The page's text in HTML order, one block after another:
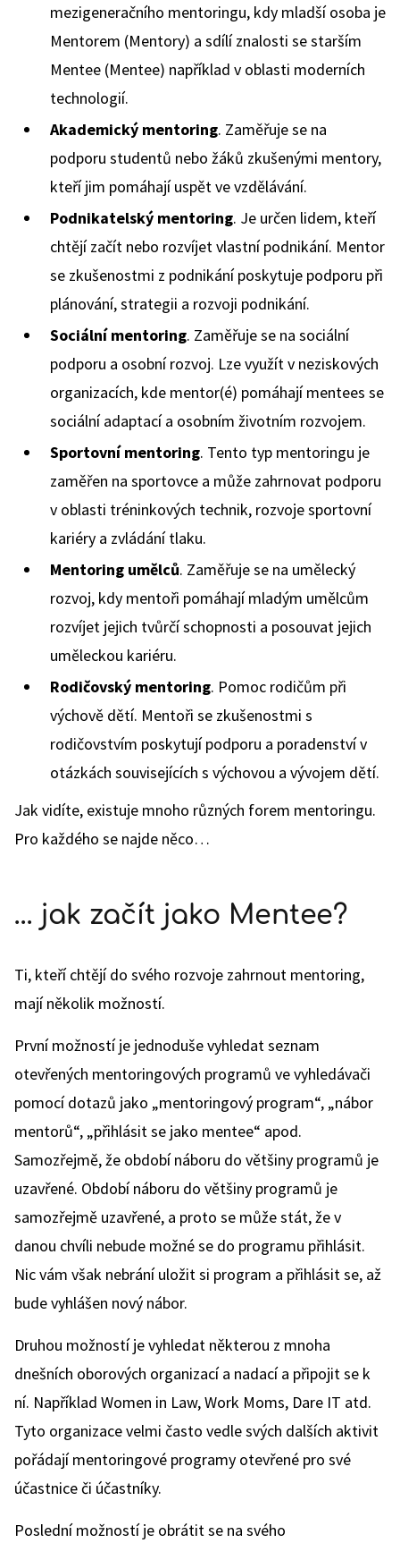
mezigeneračního mentoringu, kdy mladší osoba je
Mentorem (Mentory) a sdílí znalosti se starším
Mentee (Mentee) například v oblasti moderních
technologií.
Akademický mentoring. Zaměřuje se na
podporu studentů nebo žáků zkušenými mentory,
kteří jim pomáhají uspět ve vzdělávání.
Podnikatelský mentoring. Je určen lidem, kteří
chtějí začít nebo rozvíjet vlastní podnikání. Mentor
se zkušenostmi z podnikání poskytuje podporu při
plánování, strategii a rozvoji podnikání.
Sociální mentoring. Zaměřuje se na sociální
podporu a osobní rozvoj. Lze využít v neziskových
organizacích, kde mentor(é) pomáhají mentees se
sociální adaptací a osobním životním rozvojem.
Sportovní mentoring. Tento typ mentoringu je
zaměřen na sportovce a může zahrnovat podporu
v oblasti tréninkových technik, rozvoje sportovní
kariéry a zvládání tlaku.
Mentoring umělců. Zaměřuje se na umělecký
rozvoj, kdy mentoři pomáhají mladým umělcům
rozvíjet jejich tvůrčí schopnosti a posouvat jejich
uměleckou kariéru.
Rodičovský mentoring. Pomoc rodičům při
výchově dětí. Mentoři se zkušenostmi s
rodičovstvím poskytují podporu a poradenství v
otázkách souvisejících s výchovou a vývojem dětí.
Jak vidíte, existuje mnoho různých forem mentoringu.
Pro každého se najde něco…
… jak začít jako Mentee?
Ti, kteří chtějí do svého rozvoje zahrnout mentoring,
mají několik možností.
První možností je jednoduše vyhledat seznam
otevřených mentoringových programů ve vyhledávači
pomocí dotazů jako „mentoringový program“, „nábor
mentorů“, „přihlásit se jako mentee“ apod.
Samozřejmě, že období náboru do většiny programů je
uzavřené. Období náboru do většiny programů je
samozřejmě uzavřené, a proto se může stát, že v
danou chvíli nebude možné se do programu přihlásit.
Nic vám však nebrání uložit si program a přihlásit se, až
bude vyhlášen nový nábor.
Druhou možností je vyhledat některou z mnoha
dnešních oborových organizací a nadací a připojit se k
ní. Například Women in Law, Work Moms, Dare IT atd.
Tyto organizace velmi často vedle svých dalších aktivit
pořádají mentoringové programy otevřené pro své
účastnice či účastníky.
Poslední možností je obrátit se na svého